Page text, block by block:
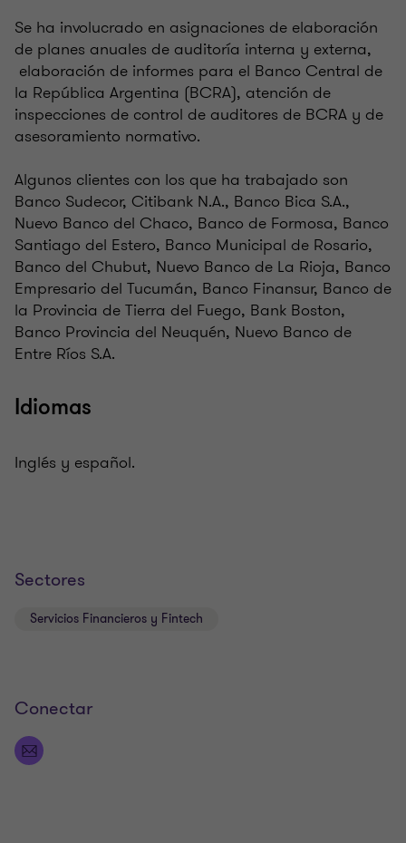
Se ha involucrado en asignaciones de elaboración
de planes anuales de auditoría interna y externa,
elaboración de informes para el Banco Central de
la República Argentina (BCRA), atención de
inspecciones de control de auditores de BCRA y de
asesoramiento normativo.
Algunos clientes con los que ha trabajado son
Banco Sudecor, Citibank N.A., Banco Bica S.A.,
Nuevo Banco del Chaco, Banco de Formosa, Banco
Santiago del Estero, Banco Municipal de Rosario,
Banco del Chubut, Nuevo Banco de La Rioja, Banco
Empresario del Tucumán, Banco Finansur, Banco de
la Provincia de Tierra del Fuego, Bank Boston,
Banco Provincia del Neuquén, Nuevo Banco de
Entre Ríos S.A.
Idiomas
Inglés y español.
Sectores
Servicios Financieros y Fintech
Conectar